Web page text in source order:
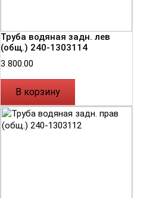
Труба водяная задн. лев
(общ.) 240-1303114
3 800.00
В корзину